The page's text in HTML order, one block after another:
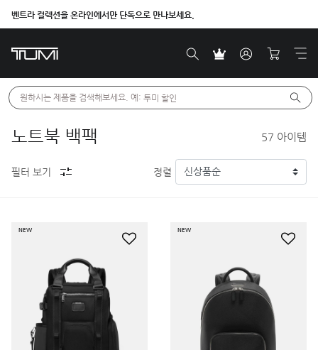
더욱 새로워진 FW26 신제품 론칭
원하시는 제품을 검색해보세요. 예: 투미 할인
노트북 백팩 57 아이템
필터 보기 정렬
NEW NEW